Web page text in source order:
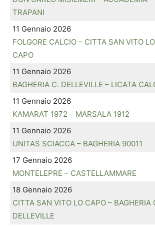
TRAPANI
11 Gennaio 2026
FOLGORE CALCIO – CITTA SAN VITO LO
CAPO
11 Gennaio 2026
BAGHERIA C. DELLEVILLE – LICATA
11 Gennaio 2026
KAMARAT 1972 – MARSALA 1912
11 Gennaio 2026
UNITAS SCIACCA – BAGHERIA 90011
17 Gennaio 2026
MONTELEPRE – CASTELLAMMARE
18 Gennaio 2026
CITTA SAN VITO LO CAPO – BAGHERIA
DELLEVILLE